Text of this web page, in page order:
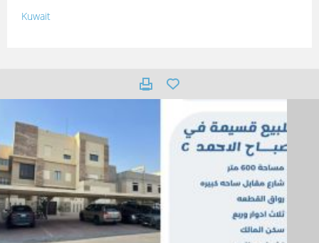
Kuwait
Qatar
Syria
Tunisia
Turkey